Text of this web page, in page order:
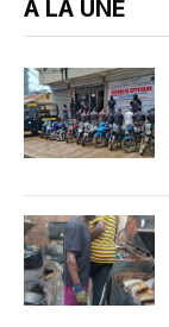
A LA UNE